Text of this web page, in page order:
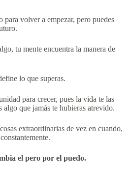
para volver a empezar, pero puedes
tu mente encuentra la manera de
lo que superas.
para crecer, pues la vida te las
algo que jamás te hubieras atrevido.
extraordinarias de vez en cuando,
el pero por el puedo.